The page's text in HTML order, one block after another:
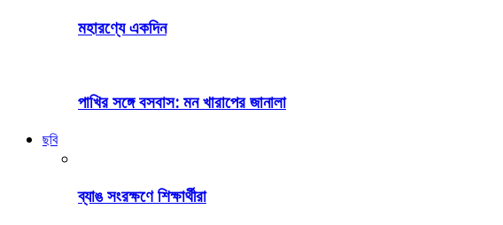
মহারণ্যে একদিন
পাখির সঙ্গে বসবাস: মন খারাপের জানালা
ছবি
ব্যাঙ সংরক্ষণে শিক্ষার্থীরা